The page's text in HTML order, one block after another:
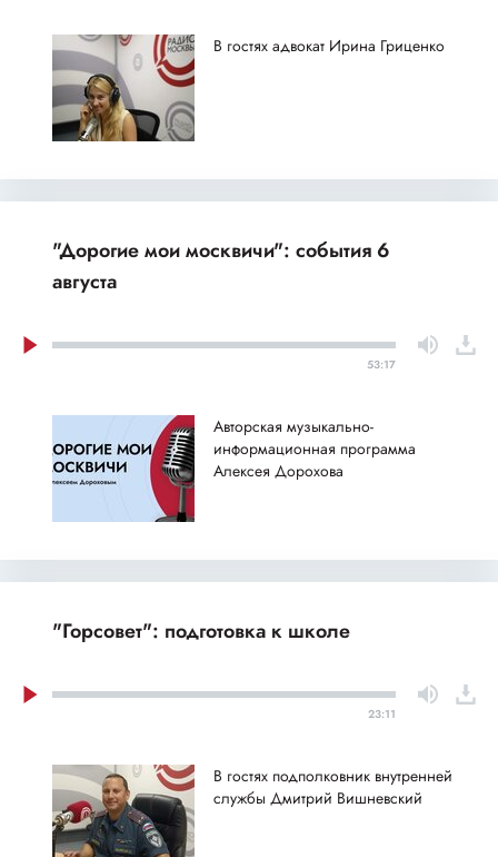
В гостях адвокат Ирина Гриценко
"Дорогие мои москвичи": события 6
августа
53:17
Авторская музыкально-
информационная программа
Алексея Дорохова
"Горсовет": подготовка к школе
23:11
В гостях подполковник внутренней
службы Дмитрий Вишневский